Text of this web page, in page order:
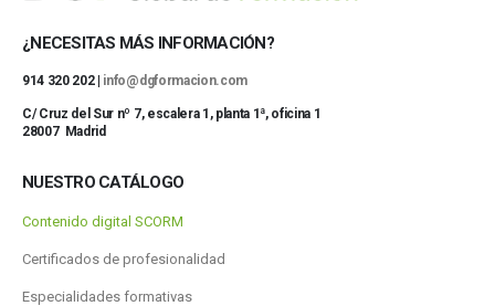
¿NECESITAS MÁS INFORMACIÓN?
914 320 202 | info@dgformacion.com
C/ Cruz del Sur nº 7, escalera 1, planta 1ª, oficina 1
28007 Madrid
NUESTRO CATÁLOGO
Contenido digital SCORM
Certificados de profesionalidad
Especialidades formativas